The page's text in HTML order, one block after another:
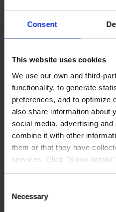
Consent
This website uses cookies
We use our own and third-
functionality, to generate
preferences, and to optimize
also share information about
social media, advertising
combine it with other
them or that they have
services. Click "Show
types of cookies that we
cookies after having received
withdraw your consent at
Selection
Necessary
Avinguda de Sentmenat 108
08213 Polinyà (Barcelona)
PÓNGASE EN
937130000
Mail: general.es@hempel.com